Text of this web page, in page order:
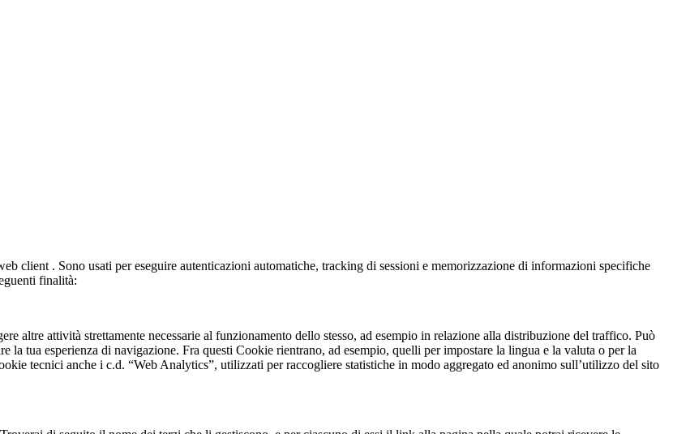
client . Sono usati per eseguire autenticazioni automatiche, tracking di sessioni e memorizzazione di informazioni specifiche
finalità:
altre attività strettamente necessarie al funzionamento dello stesso, ad esempio in relazione alla distribuzione del traffico. Può
tua esperienza di navigazione. Fra questi Cookie rientrano, ad esempio, quelli per impostare la lingua e la valuta o per la
tecnici anche i c.d. “Web Analytics”, utilizzati per raccogliere statistiche in modo aggregato ed anonimo sull’utilizzo del sito